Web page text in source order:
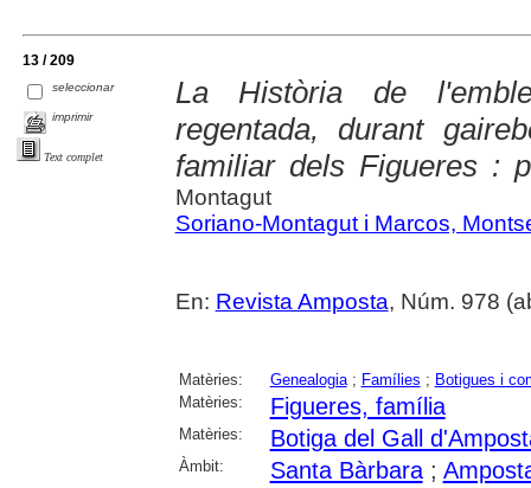
13 / 209
seleccionar
imprimir
Text complet
La Història de
regentada, durant
familiar dels Figueres :
Montagut
Soriano-Montagut i Marcos,
En: Revista Amposta, Núm. 978
Matèries: Genealogia; Famílies ; Botigues i
Matèries:
Figueres, família
Matèries: Botiga del Gall
Àmbit: Santa Bàrbara;